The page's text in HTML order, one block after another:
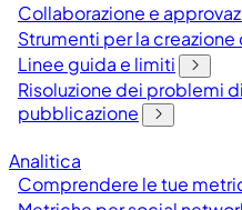
Collaborazione e
Strumenti per la
Linee guida e limiti
Risoluzione dei problemi
pubblicazione
Analitica
Comprendere le tue